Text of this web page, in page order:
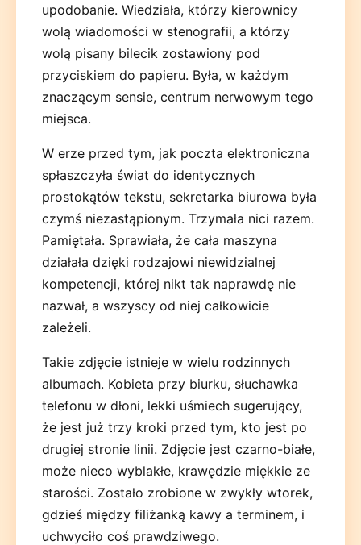
upodobanie. Wiedziała, którzy kierownicy
wolą wiadomości w stenografii, a którzy
wolą pisany bilecik zostawiony pod
przyciskiem do papieru. Była, w każdym
znaczącym sensie, centrum nerwowym tego
miejsca.
W erze przed tym, jak poczta elektroniczna
spłaszczyła świat do identycznych
prostokątów tekstu, sekretarka biurowa była
czymś niezastąpionym. Trzymała nici razem.
Pamiętała. Sprawiała, że cała maszyna
działała dzięki rodzajowi niewidzialnej
kompetencji, której nikt tak naprawdę nie
nazwał, a wszyscy od niej całkowicie
zależeli.
Takie zdjęcie istnieje w wielu rodzinnych
albumach. Kobieta przy biurku, słuchawka
telefonu w dłoni, lekki uśmiech sugerujący,
że jest już trzy kroki przed tym, kto jest po
drugiej stronie linii. Zdjęcie jest czarno-białe,
może nieco wyblakłe, krawędzie miękkie ze
starości. Zostało zrobione w zwykły wtorek,
gdzieś między filiżanką kawy a terminem, i
uchwyciło coś prawdziwego.